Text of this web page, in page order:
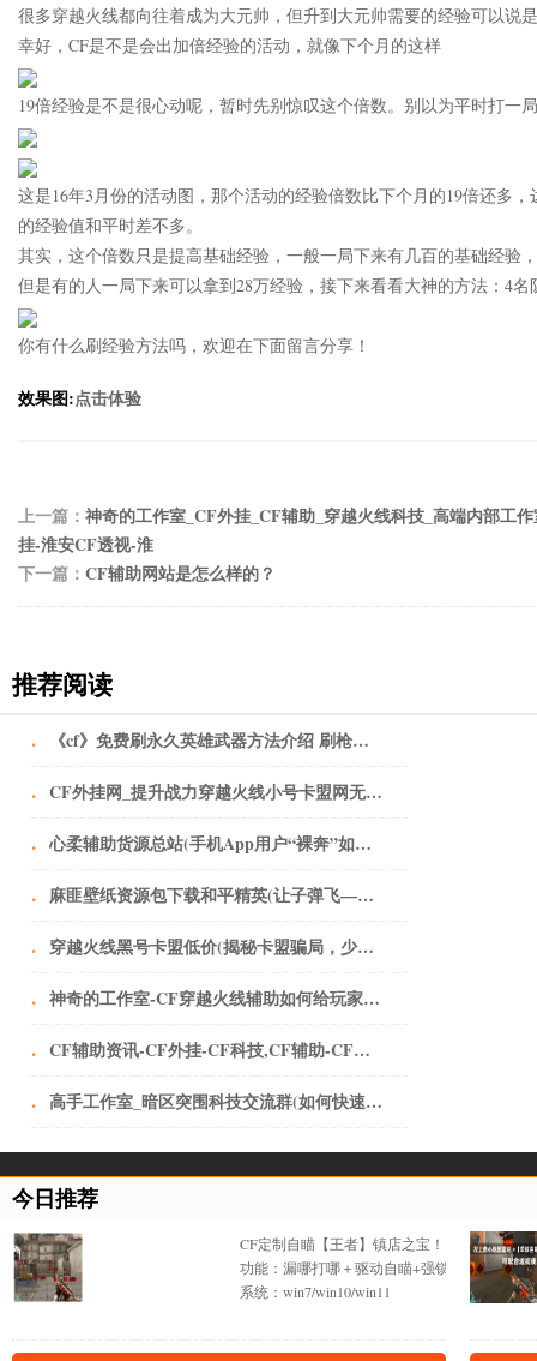
很多穿越火线都向往着成为大元帅，但升到大元帅需要的经验可以
幸好，CF是不是会出加倍经验的活动，就像下个月的这样
19倍经验是不是很心动呢，暂时先别惊叹这个倍数。别以为平时打
这是16年3月份的活动图，那个活动的经验倍数比下个月的19倍还多
的经验值和平时差不多。
其实，这个倍数只是提高基础经验，一般一局下来有几百的基础经验
但是有的人一局下来可以拿到28万经验，接下来看看大神的方法：4
你有什么刷经验方法吗，欢迎在下面留言分享！
效果图:点击体验
上一篇： 神奇的工作室_CF外挂_CF辅助_穿越火线科技_高端内部工
挂-淮安CF透视-淮
下一篇： CF辅助网站是怎么样的？
推荐阅读
· 《cf》免费刷永久英雄武器方法介绍 刷枪最新工具分享
· CF外挂网_提升战力穿越火线小号卡盟网无人不知无人不晓。
· 心柔辅助货源总站(手机App用户“裸奔”如何破？从细化个人授权上加以规范)
· 麻匪壁纸资源包下载和平精英(让子弹飞——黄老爷离不开鹅城)
· 穿越火线黑号卡盟低价(揭秘卡盟骗局，少年，醒醒吧！)
· 神奇的工作室-CF穿越火线辅助如何给玩家刺激的快感？-神奇的工作室-CF穿越火线辅助如何给玩家刺激的快感？-问题解答-三明神奇的工作室-三明CF辅助-三明CF外挂-三明CF透视-三明CF自瞄-三明CF
· CF辅助资讯-CF外挂-CF科技,CF辅助-CF辅助可以在虚拟机里面玩吗
· 高手工作室_暗区突围科技交流群(如何快速上手硬核手游《暗区突围》，虎牙主播伯爵教学，老6打法)
今日推荐
CF定制自瞄【王者】镇店之宝！
功能：漏哪打哪＋驱动自瞄+强锁不抖+一键锁
系统：win7/win10/win11